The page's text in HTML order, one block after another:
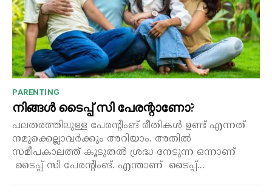
PARENTING
നിങ്ങൾ ടൈപ്പ് സി പേരന്റാണോ?
പലതരത്തിലുള്ള പേരന്റിംങ് രീതികൾ ഉണ്ട് എന്നത്
നമുക്കെല്ലാവർക്കും അറിയാം. അതിൽ
സമീപകാലത്ത് കൂടുതൽ ശ്രദ്ധ നേടുന്ന ഒന്നാണ്
ടൈപ്പ് സി പേരന്റിംങ്. എന്താണ് ടൈപ്പ്...